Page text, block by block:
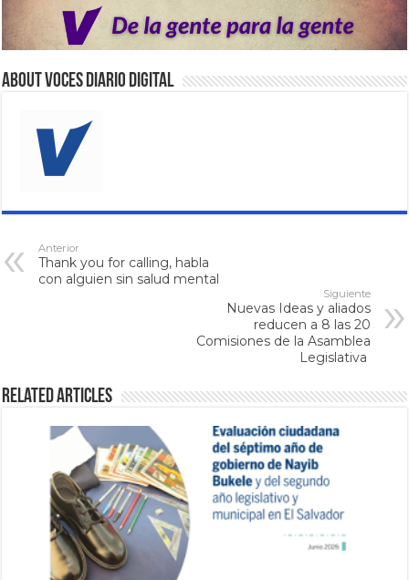
About VOCES Diario digital
Anterior
Thank you for calling, habla
con alguien sin salud mental
Siguiente
Nuevas Ideas y aliados
reducen a 8 las 20
Comisiones de la Asamblea
Legislativa
Related Articles